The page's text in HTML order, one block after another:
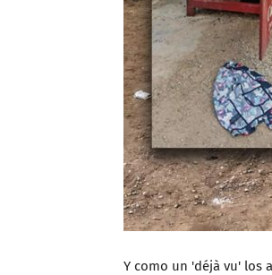
Y como un 'déjà vu' los